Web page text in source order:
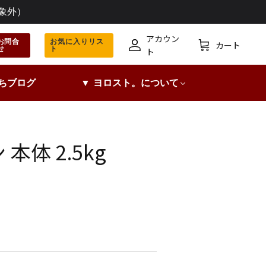
外）
問合 お気に入りリス
ト
ン
アカウン
ト
カ
カート
ブログ ▼ ヨロスト。について
本体 2.5kg